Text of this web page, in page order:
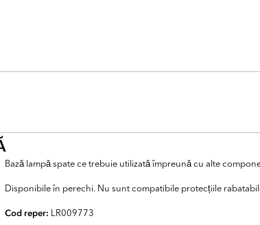
Bază lampă spate ce trebuie utilizată împreună cu alte
Disponibile în perechi. Nu sunt compatibile protecțiile
Cod reper: LR009773